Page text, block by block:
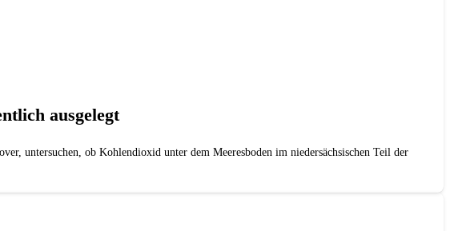
ausgelegt
untersuchen, ob Kohlendioxid unter dem Meeresboden im niedersächsischen Teil der